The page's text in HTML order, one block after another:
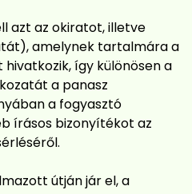
azt az okiratot, illetve
amelynek tartalmára a
így különösen a
a panasz
a fogyasztó
írásos bizonyítékot az
útján jár el, a